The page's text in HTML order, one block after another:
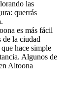
las
querrás
es más fácil
de la ciudad
hace simple
Algunos de
Altoona